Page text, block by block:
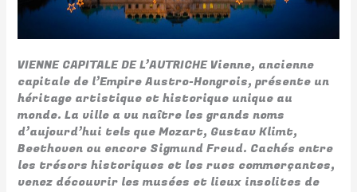
VIENNE CAPITALE DE L’AUTRICHE Vienne, ancienne
capitale de l’Empire Austro-Hongrois, présente un
héritage artistique et historique unique au
monde. La ville a vu naître les grands noms
d’aujourd’hui tels que Mozart, Gustav Klimt,
Beethoven ou encore Sigmund Freud. Cachés entre
les trésors historiques et les rues commerçantes,
venez découvrir les musées et lieux insolites de